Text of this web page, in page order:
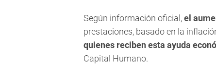
Según información oficial,el
prestaciones, basado en la
quienes reciben esta ayuda
Capital Humano.